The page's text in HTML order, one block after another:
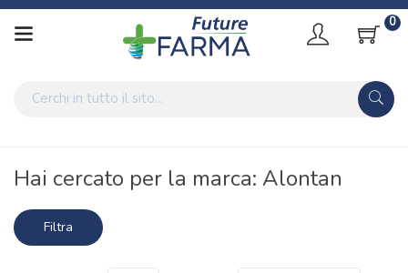
0
Home Marche parafarmaci Alontan
Hai cercato per la marca: Alontan
Filtra